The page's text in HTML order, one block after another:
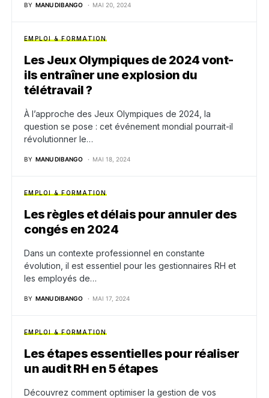
BY MANU DIBANGO MAI 20, 2024
EMPLOI & FORMATION
Les Jeux Olympiques de 2024 vont-
ils entraîner une explosion du
télétravail ?
À l’approche des Jeux Olympiques de 2024, la
question se pose : cet événement mondial pourrait-il
révolutionner le…
BY MANU DIBANGO MAI 18, 2024
EMPLOI & FORMATION
Les règles et délais pour annuler des
congés en 2024
Dans un contexte professionnel en constante
évolution, il est essentiel pour les gestionnaires RH et
les employés de…
BY MANU DIBANGO MAI 17, 2024
EMPLOI & FORMATION
Les étapes essentielles pour réaliser
un audit RH en 5 étapes
Découvrez comment optimiser la gestion de vos